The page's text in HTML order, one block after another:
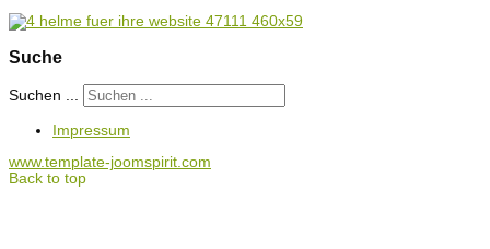
Suche
Suchen ...
Impressum
www.template-joomspirit.com
Back to top